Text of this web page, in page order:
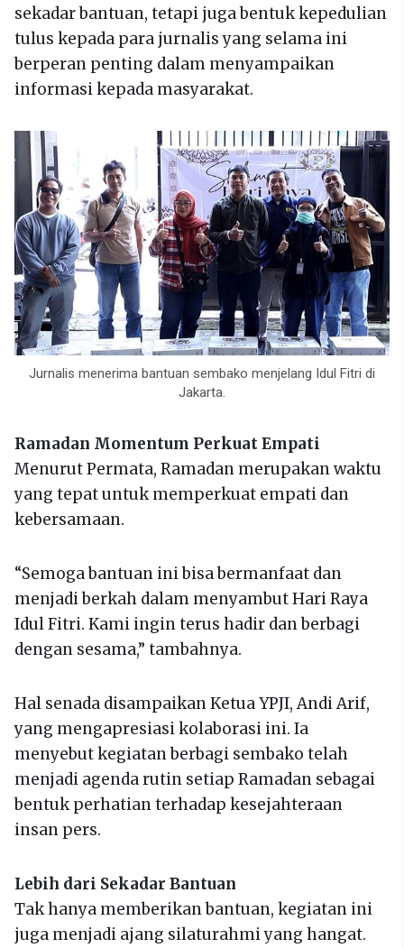
sekadar bantuan, tetapi juga bentuk kepedulian
tulus kepada para jurnalis yang selama ini
berperan penting dalam menyampaikan
informasi kepada masyarakat.
Jurnalis menerima bantuan sembako menjelang Idul Fitri di
Jakarta.
Ramadan Momentum Perkuat Empati
Menurut Permata, Ramadan merupakan waktu
yang tepat untuk memperkuat empati dan
kebersamaan.
“Semoga bantuan ini bisa bermanfaat dan
menjadi berkah dalam menyambut Hari Raya
Idul Fitri. Kami ingin terus hadir dan berbagi
dengan sesama,” tambahnya.
Hal senada disampaikan Ketua YPJI, Andi Arif,
yang mengapresiasi kolaborasi ini. Ia
menyebut kegiatan berbagi sembako telah
menjadi agenda rutin setiap Ramadan sebagai
bentuk perhatian terhadap kesejahteraan
insan pers.
Lebih dari Sekadar Bantuan
Tak hanya memberikan bantuan, kegiatan ini
juga menjadi ajang silaturahmi yang hangat.